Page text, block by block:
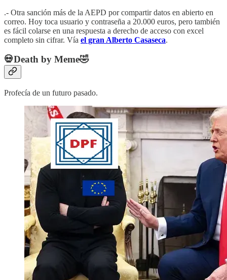
.- Otra sanción más de la AEPD por compartir datos en abierto en
correo. Hoy toca usuario y contraseña a 20.000 euros, pero también
es fácil colarse en una respuesta a derecho de acceso con excel
completo sin cifrar. Vía el gran Alberto Casaseca.
💀Death by Meme🤣
Profecía de un futuro pasado.